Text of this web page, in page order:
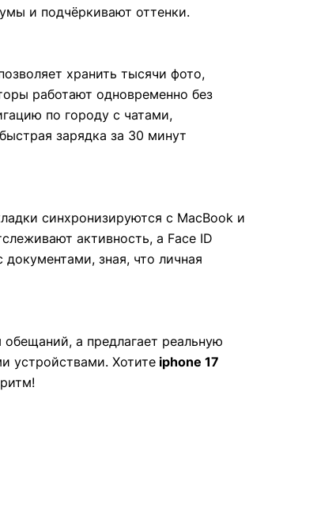
и подчёркивают оттенки.
хранить тысячи фото,
работают одновременно без
по городу с чатами,
зарядка за 30 минут
синхронизируются с MacBook и
активность, а Face ID
зная, что личная
а предлагает реальную
устройствами. Хотите iphone 17